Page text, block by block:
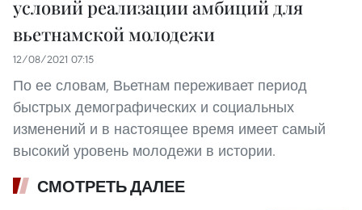
условий реализации амбиций для
вьетнамской молодежи
12/08/2021 07:15
По ее словам, Вьетнам переживает период
быстрых демографических и социальных
изменений и в настоящее время имеет самый
высокий уровень молодежи в истории.
СМОТРЕТЬ ДАЛЕЕ